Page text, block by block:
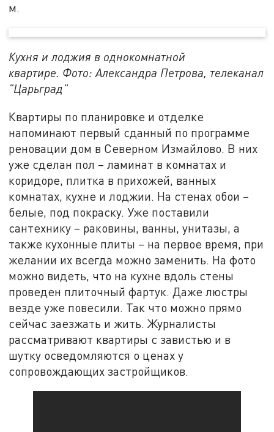
м.
Кухня и лоджия в однокомнатной
квартире. Фото: Александра Петрова, телеканал
"Царьград"
Квартиры по планировке и отделке
напоминают первый сданный по программе
реновации дом в Северном Измайлово. В них
уже сделан пол – ламинат в комнатах и
коридоре, плитка в прихожей, ванных
комнатах, кухне и лоджии. На стенах обои –
белые, под покраску. Уже поставили
сантехнику – раковины, ванны, унитазы, а
также кухонные плиты – на первое время, при
желании их всегда можно заменить. На фото
можно видеть, что на кухне вдоль стены
проведен плиточный фартук. Даже люстры
везде уже повесили. Так что можно прямо
сейчас заезжать и жить. Журналисты
рассматривают квартиры с завистью и в
шутку осведомляются о ценах у
сопровождающих застройщиков.